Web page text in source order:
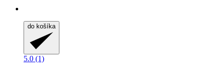
do košíka
5.0 (1)